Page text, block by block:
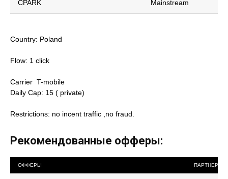
CPARK Mainstream
Country: Poland
Flow: 1 click
Carrier T-mobile
Daily Cap: 15 ( private)
Restrictions: no incent traffic ,no fraud.
Рекомендованные офферы:
ОФФЕРЫ ПАРТНЕРКА